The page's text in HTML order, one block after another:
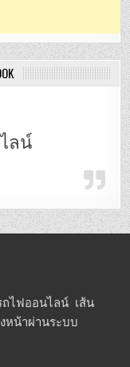
ลน์
ถไฟออนไลน์ เส้น
หน้าผ่านระบบ